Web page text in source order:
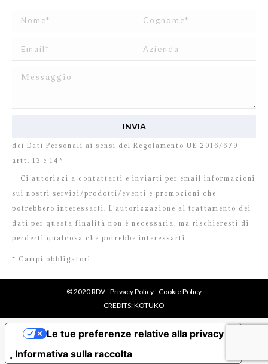
dei Dati Personali ai sensi del Regolamento UE 2016/679
artt. 13 e 14*
Ci autorizzi a contattarti e inviarti per email informazioni
sui nostri servizi/prodotti/eventi e promozioni che
potrebbero interessarti. L’autorizzazione al trattamento dei
dati per questa finalità non è necessaria, ma rischieresti di
perderti qualcosa che potrebbe interessarti
* Campi obbligatori
© 2020 RDV -Privacy Policy-Cookie Policy
CREDITS:KOTUKO
Informativa sulla raccolta
Le tue preferenze relative alla privacy